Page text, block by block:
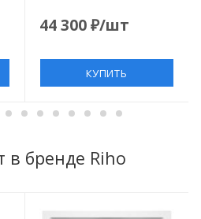
44 300₽/шт
КУПИТЬ
в бренде Riho